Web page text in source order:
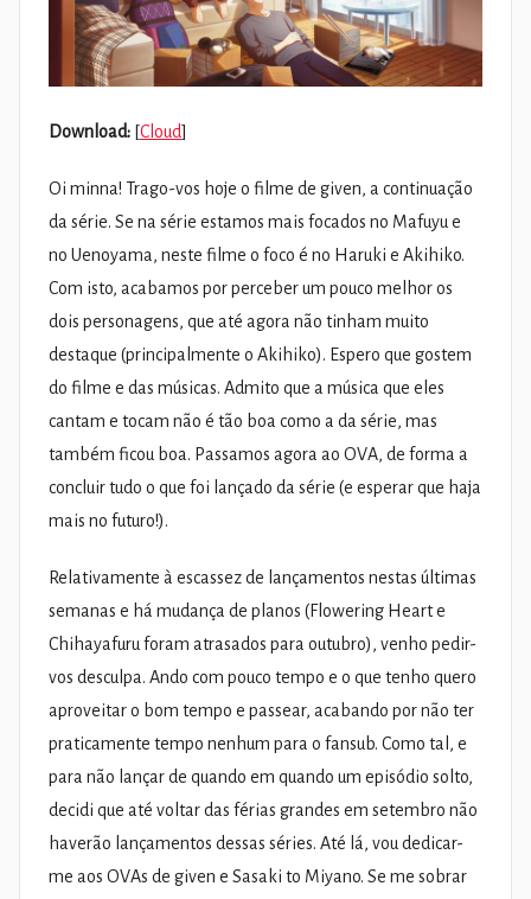
Download: [Cloud]
Oi minna! Trago-vos hoje o filme de given, a continuação
da série. Se na série estamos mais focados no Mafuyu e
no Uenoyama, neste filme o foco é no Haruki e Akihiko.
Com isto, acabamos por perceber um pouco melhor os
dois personagens, que até agora não tinham muito
destaque (principalmente o Akihiko). Espero que gostem
do filme e das músicas. Admito que a música que eles
cantam e tocam não é tão boa como a da série, mas
também ficou boa. Passamos agora ao OVA, de forma a
concluir tudo o que foi lançado da série (e esperar que haja
mais no futuro!).
Relativamente à escassez de lançamentos nestas últimas
semanas e há mudança de planos (Flowering Heart e
Chihayafuru foram atrasados para outubro), venho pedir-
vos desculpa. Ando com pouco tempo e o que tenho quero
aproveitar o bom tempo e passear, acabando por não ter
praticamente tempo nenhum para o fansub. Como tal, e
para não lançar de quando em quando um episódio solto,
decidi que até voltar das férias grandes em setembro não
haverão lançamentos dessas séries. Até lá, vou dedicar-
me aos OVAs de given e Sasaki to Miyano. Se me sobrar